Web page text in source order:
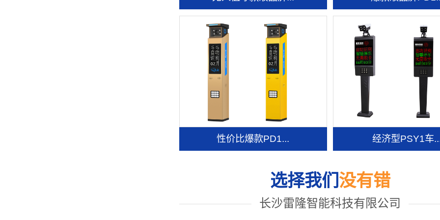
性价比爆款PD1... 经济型PSY1车
选择我们 没有错
长沙雷隆智能科技有限公司